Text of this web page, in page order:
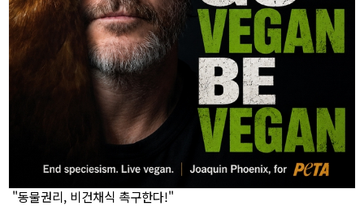
"동물권리, 비건채식 촉구한다!"